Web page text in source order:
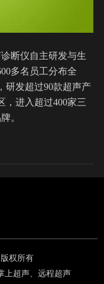
断仪自主研发与生
多名员工分布全
研发超过90款超声产
，进入超过400家三
。
权所有
上超声、远程超声